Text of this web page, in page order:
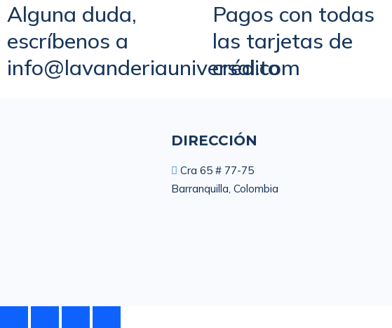
Alguna duda,
escríbenos a
info@lavanderiauniversal.com
Pagos con todas
las tarjetas de
crédito
DIRECCIÓN
Cra 65 # 77-75
Barranquilla, Colombia